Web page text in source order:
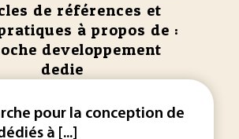
de références et
à propos de :
developpement
dedie
pour la conception de
à [...]